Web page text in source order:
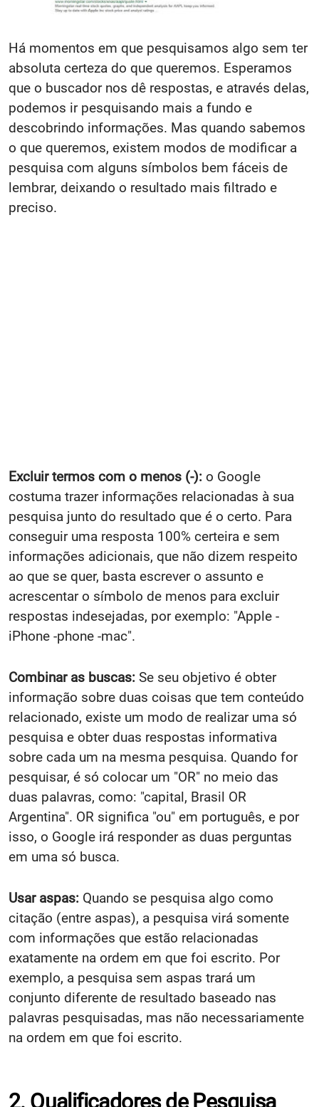
Há momentos em que pesquisamos algo sem ter
absoluta certeza do que queremos. Esperamos
que o buscador nos dê respostas, e através delas,
podemos ir pesquisando mais a fundo e
descobrindo informações. Mas quando sabemos
o que queremos, existem modos de modificar a
pesquisa com alguns símbolos bem fáceis de
lembrar, deixando o resultado mais filtrado e
preciso.
Excluir termos com o menos (-): o Google
costuma trazer informações relacionadas à sua
pesquisa junto do resultado que é o certo. Para
conseguir uma resposta 100% certeira e sem
informações adicionais, que não dizem respeito
ao que se quer, basta escrever o assunto e
acrescentar o símbolo de menos para excluir
respostas indesejadas, por exemplo: "Apple -
iPhone -phone -mac".
Combinar as buscas: Se seu objetivo é obter
informação sobre duas coisas que tem conteúdo
relacionado, existe um modo de realizar uma só
pesquisa e obter duas respostas informativa
sobre cada um na mesma pesquisa. Quando for
pesquisar, é só colocar um "OR" no meio das
duas palavras, como: "capital, Brasil OR
Argentina". OR significa "ou" em português, e por
isso, o Google irá responder as duas perguntas
em uma só busca.
Usar aspas: Quando se pesquisa algo como
citação (entre aspas), a pesquisa virá somente
com informações que estão relacionadas
exatamente na ordem em que foi escrito. Por
exemplo, a pesquisa sem aspas trará um
conjunto diferente de resultado baseado nas
palavras pesquisadas, mas não necessariamente
na ordem em que foi escrito.
2. Qualificadores de Pesquisa